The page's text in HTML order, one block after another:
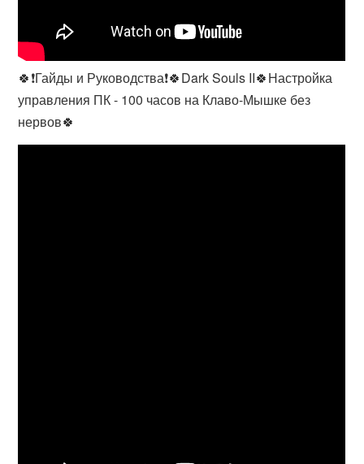
🍀❗Гайды и Руководства❗🍀Dark Souls II🍀Настройка
управления ПК - 100 часов на Клаво-Мышке без
нервов🍀